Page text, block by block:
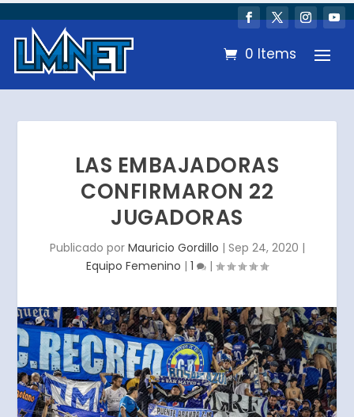
0 Items
LAS EMBAJADORAS
CONFIRMARON 22
JUGADORAS
Publicado por Mauricio Gordillo | Sep 24, 2020 |
Equipo Femenino | 1 |